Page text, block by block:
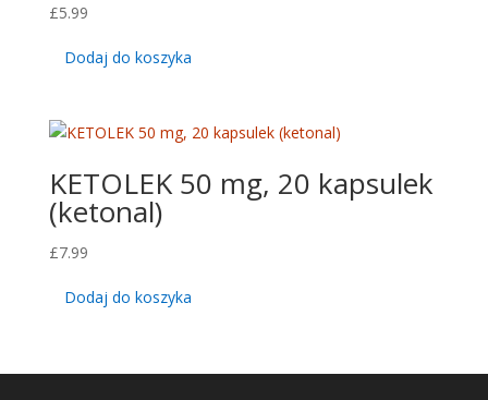
£5.99
Dodaj do koszyka
KETOLEK 50 mg, 20 kapsulek
(ketonal)
£7.99
Dodaj do koszyka